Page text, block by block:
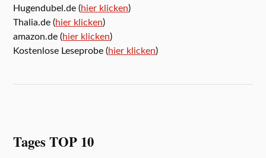
Hugendubel.de (hier klicken)
Thalia.de (hier klicken)
amazon.de (hier klicken)
Kostenlose Leseprobe (hier klicken)
Tages TOP 10